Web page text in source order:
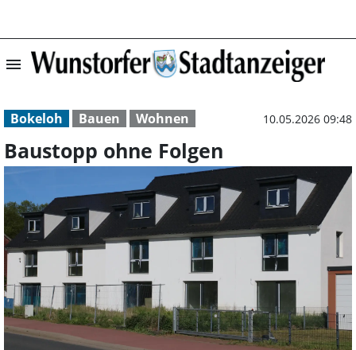
menu Baustopp ohne
Bokeloh Bauen Wohnen 10.05.2026 09:48
Baustopp ohne Folgen